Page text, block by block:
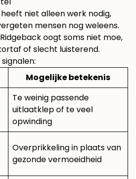
niet alleen werk nodig,
mensen nog weleens.
oogt soms niet moe,
of slecht luisterend.
Mogelijke betekenis
Te weinig passende
uitlaatklep of te veel
opwinding
Overprikkeling in plaats van
gezonde vermoeidheid